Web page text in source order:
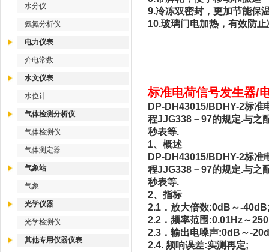
- 水分仪
- 氨氮分析仪
电力仪表
- 介电常数
水文仪表
- 水位计
气体检测分析仪
- 气体检测仪
- 气体测定器
气象站
- 气象
光学仪器
- 光学检测仪
其他专用仪器仪表
9.冷冻双密封，更加节能保
10.玻璃门电加热，有效防
标准电荷信号发生器/
DP-DH43015/BDHY-2标准
程JJG338－97的规定.与之
秒表等.
1、概述
DP-DH43015/BDHY-2标准
程JJG338－97的规定.与之
秒表等.
2、指标
2.1．放大倍数:0dB～-
2.2．频率范围:0.01Hz～
2.3．输出电噪声:0dB～-
2.4. 频响误差:实测再定;